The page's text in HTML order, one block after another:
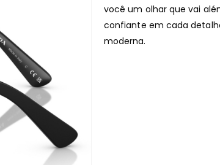
você um olhar que vai
confiante em cada
moderna.